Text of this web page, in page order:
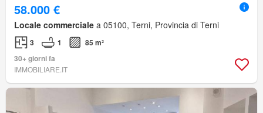
58.000 €
Locale commerciale a 05100, Terni, Provincia di Terni
3 1
85 m²
30+ giorni fa
IMMOBILIARE.IT